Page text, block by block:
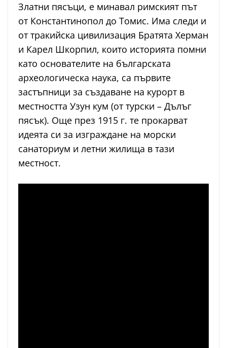
Златни пясъци, е минавал римският път
от Константинопол до Томис. Има следи и
от тракийска цивилизация Братята Херман
и Карел Шкорпил, които историята помни
като основателите на българската
археологическа наука, са първите
застъпници за създаване на курорт в
местността Узун кум (от турски – Дълъг
пясък). Още през 1915 г. те прокарват
идеята си за изграждане на морски
санаториум и летни жилища в тази
местност.